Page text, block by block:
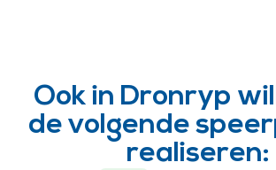
Ook in Dronryp
de volgende
realiseren: